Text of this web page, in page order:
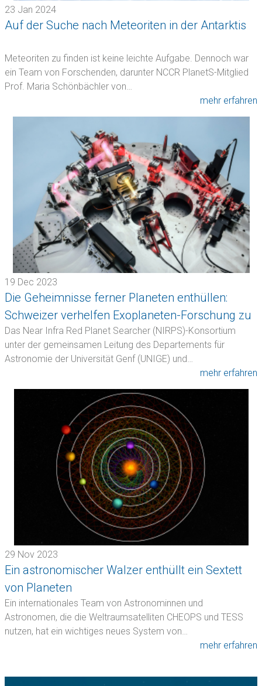
23 Jan 2024
Auf der Suche nach Meteoriten in der Antarktis
Meteoriten zu finden ist keine leichte Aufgabe. Dennoch war
ein Team von Forschenden, darunter NCCR PlanetS-Mitglied
Prof. Maria Schönbächler von…
mehr erfahren
19 Dec 2023
Die Geheimnisse ferner Planeten enthüllen:
Schweizer verhelfen Exoplaneten-Forschung zu
neuen Höhenflügen
Das Near Infra Red Planet Searcher (NIRPS)-Konsortium
unter der gemeinsamen Leitung des Departements für
Astronomie der Universität Genf (UNIGE) und…
mehr erfahren
29 Nov 2023
Ein astronomischer Walzer enthüllt ein Sextett
von Planeten
Ein internationales Team von Astronominnen und
Astronomen, die die Weltraumsatelliten CHEOPS und TESS
nutzen, hat ein wichtiges neues System von…
mehr erfahren